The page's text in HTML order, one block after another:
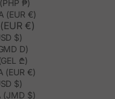
₱)
(EUR €)
€)
$)
D)
₾)
(EUR €)
$)
(JMD $)